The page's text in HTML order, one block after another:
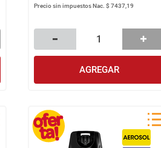
Precio sin impuestos Nac. $ 7437,19
AGREGAR